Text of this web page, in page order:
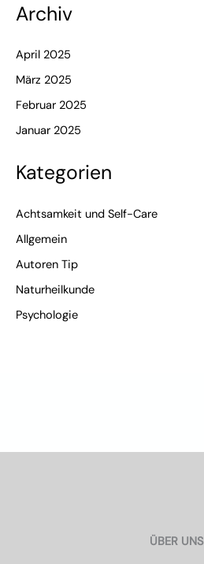
Archiv
April 2025
März 2025
Februar 2025
Januar 2025
Kategorien
Achtsamkeit und Self-Care
Allgemein
Autoren Tip
Naturheilkunde
Psychologie
ÜBER UNS